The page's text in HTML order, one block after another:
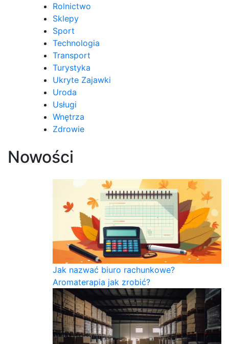
Rolnictwo
Sklepy
Sport
Technologia
Transport
Turystyka
Ukryte Zajawki
Uroda
Usługi
Wnętrza
Zdrowie
Nowości
Jak nazwać biuro rachunkowe?
Aromaterapia jak zrobić?